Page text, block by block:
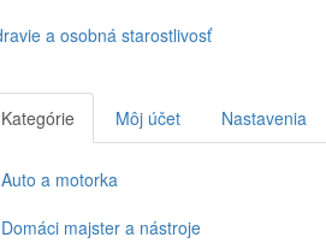
a osobná starostlivosť
Kategórie Môj účet Nastavenia
Auto a motorka
Domáci majster a nástroje